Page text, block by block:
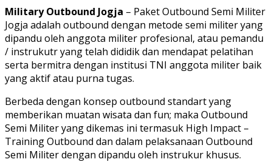
Military Outbound Jogja – Paket Outbound Semi Militer
Jogja adalah outbound dengan metode semi militer yang
dipandu oleh anggota militer profesional, atau pemandu
/ instrukutr yang telah dididik dan mendapat pelatihan
serta bermitra dengan institusi TNI anggota militer baik
yang aktif atau purna tugas.
Berbeda dengan konsep outbound standart yang
memberikan muatan wisata dan fun; maka Outbound
Semi Militer yang dikemas ini termasuk High Impact –
Training Outbound dan dalam pelaksanaan Outbound
Semi Militer dengan dipandu oleh instrukur khusus.